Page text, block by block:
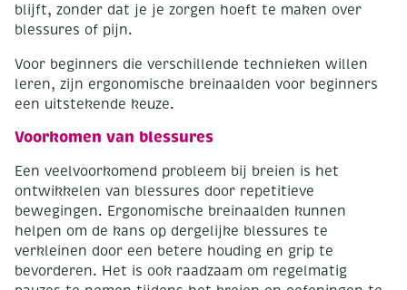
blijft, zonder dat je je zorgen hoeft te maken over
blessures of pijn.
Voor beginners die verschillende technieken willen
leren, zijn ergonomische breinaalden voor beginners
een uitstekende keuze.
Voorkomen van blessures
Een veelvoorkomend probleem bij breien is het
ontwikkelen van blessures door repetitieve
bewegingen. Ergonomische breinaalden kunnen
helpen om de kans op dergelijke blessures te
verkleinen door een betere houding en grip te
bevorderen. Het is ook raadzaam om regelmatig